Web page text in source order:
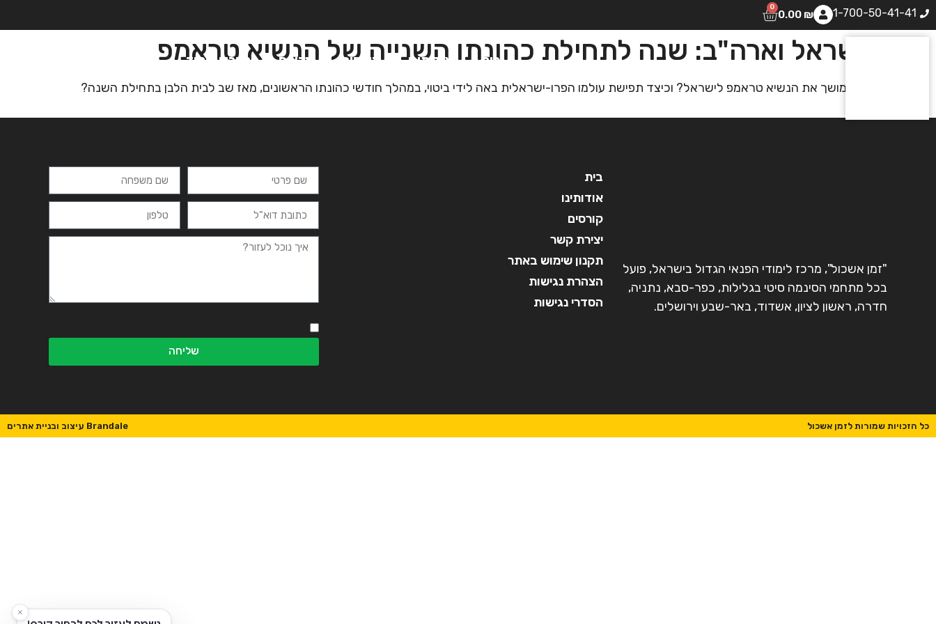
1-700-50-41-41
0.00 ₪
0
בית אודותינו קורסים מרצים מרכזי לימוד
ישראל וארה"ב: שנה לתחילת כהונתו השנייה של הנשיא טראמפ
מה מושך את הנשיא טראמפ לישראל? וכיצד תפישת עולמו הפרו-ישראלית באה לידי ביטוי, במהלך חודשי כהונתו הראשונים, מאז שב לבית הלבן בתחילת השנה?
"זמן אשכול", מרכז לימודי הפנאי הגדול בישראל, פועל
בכל מתחמי הסינמה סיטי בגלילות, כפר-סבא, נתניה,
חדרה, ראשון לציון, אשדוד, באר-שבע וירושלים.
בית
אודותינו
קורסים
יצירת קשר
תקנון שימוש באתר
הצהרת נגישות
הסדרי נגישות
שליחה
כל הזכויות שמורות לזמן אשכול Brandale עיצוב ובניית אתרים